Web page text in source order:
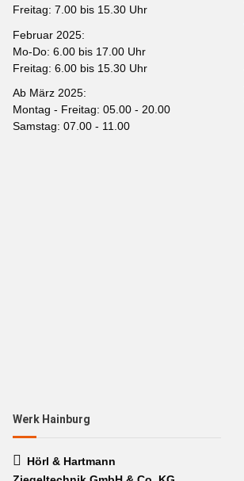
Freitag: 7.00 bis 15.30 Uhr
Februar 2025:
Mo-Do: 6.00 bis 17.00 Uhr
Freitag: 6.00 bis 15.30 Uhr
Ab März 2025:
Montag - Freitag: 05.00 - 20.00
Samstag: 07.00 - 11.00
Werk Hainburg
Hörl & Hartmann